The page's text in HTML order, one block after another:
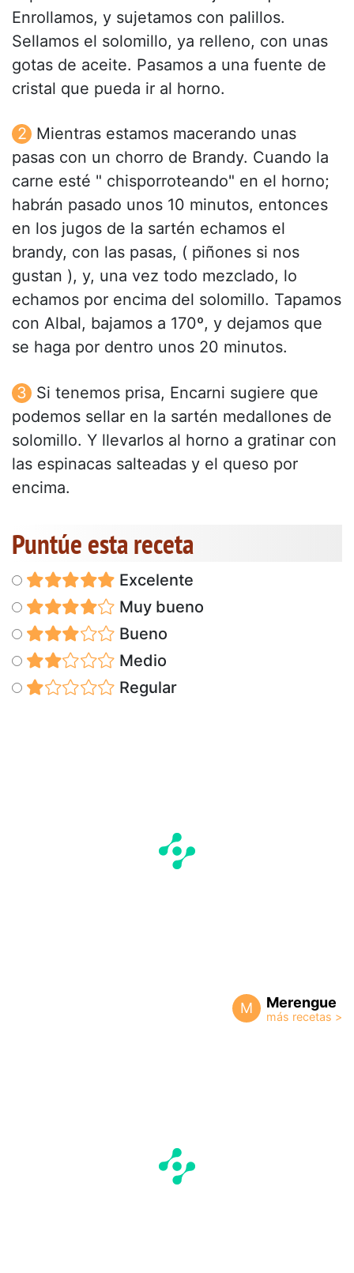
Enrollamos, y sujetamos con palillos.
Sellamos el solomillo, ya relleno, con unas
gotas de aceite. Pasamos a una fuente de
cristal que pueda ir al horno.
Mientras estamos macerando unas
pasas con un chorro de Brandy. Cuando la
carne esté " chisporroteando" en el horno;
habrán pasado unos 10 minutos, entonces
en los jugos de la sartén echamos el
brandy, con las pasas, ( piñones si nos
gustan ), y, una vez todo mezclado, lo
echamos por encima del solomillo. Tapamos
con Albal, bajamos a 170º, y dejamos que
se haga por dentro unos 20 minutos.
Si tenemos prisa, Encarni sugiere que
podemos sellar en la sartén medallones de
solomillo. Y llevarlos al horno a gratinar con
las espinacas salteadas y el queso por
encima.
Puntúe esta receta
Excelente
Muy bueno
Bueno
Medio
Regular
M Merengue